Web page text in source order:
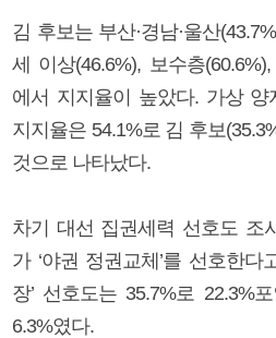
김 후보는 부산·경남·울산
세 이상(46.6%), 보수층
에서 지지율이 높았다. 가상
지지율은 54.1%로 김 후보
것으로 나타났다.
차기 대선 집권세력 선호도 조
가 ‘야권 정권교체’를 선호한다
장’ 선호도는 35.7%로 22.3%
6.3%였다.